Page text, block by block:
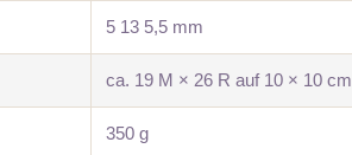
5 13 5,5 mm
ca. 19 M × 26 R auf 10 × 10 cm
350 g